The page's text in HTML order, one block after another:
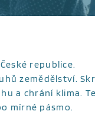
republice.
zemědělství.
a chrání klima.
mírné pásmo.